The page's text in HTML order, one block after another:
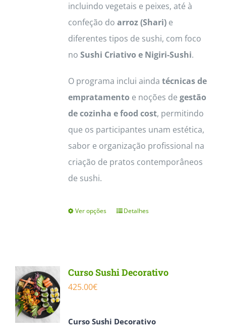
incluindo vegetais e peixes, até à
confeção do arroz (Shari)e
diferentes tipos de sushi, com foco
no Sushi Criativo e Nigiri-Sushi.
O programa inclui ainda técnicas de
empratamento e noções de gestão
de cozinha e food cost, permitindo
que os participantes unam estética,
sabor e organização profissional na
criação de pratos contemporâneos
de sushi.
Ver opções
This
variants.
may
Detalhes
Curso Sushi Decorativo
425.00€
Curso Sushi Decorativo